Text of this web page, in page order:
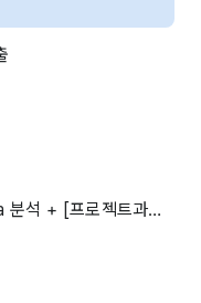
석 + [프로젝트과제